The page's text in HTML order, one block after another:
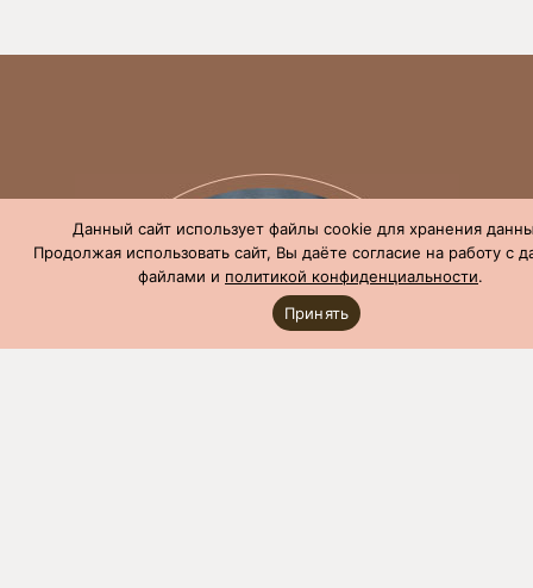
Данный сайт использует файлы cookie для хранения
Продолжая использовать сайт, Вы даёте согласие на работу с
файлами и политикой конфиденциальности.
Принять